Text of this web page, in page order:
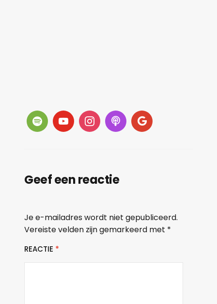
Geef een reactie
Je e-mailadres wordt niet gepubliceerd.
Vereiste velden zijn gemarkeerd met *
REACTIE *